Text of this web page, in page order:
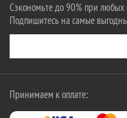
Сэкономьте до 90% при любых
Подпишитесь на самые
Принимаем к оплате: